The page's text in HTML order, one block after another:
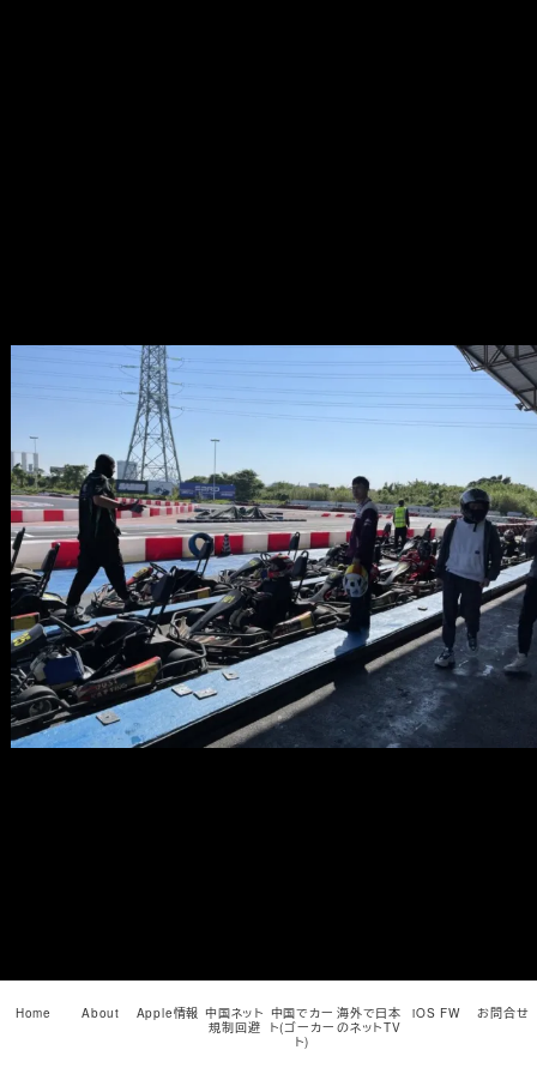
メ
イ
ン
コ
ン
テ
Home About Apple情報 中国ネット
規制回避
中国でカー
ト(ゴーカー
ト)
海外で日本
のネットTV
iOS FW お問合せ